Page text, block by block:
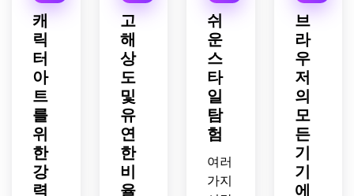
눈,
바위
절벽
위에
서 용
감한
영웅
포즈
를 취
하세
요.
색상
표정
이 있
습니
다.
부드
러운
림 조
명,
희박
한 잔
디 실
루엣,
캐
릭
터
아
트
를
위
한
강
력
고
해
상
도
및
유
연
한
비
율
쉬
운
스
타
일
탐
험
여러
가지
브
라
우
저
의
모
든
기
기
에